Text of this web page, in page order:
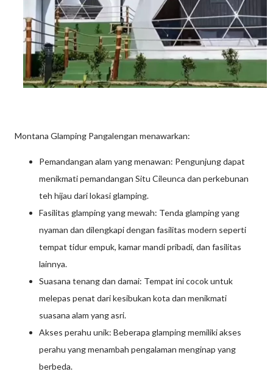
Montana Glamping Pangalengan menawarkan:
Pemandangan alam yang menawan: Pengunjung dapat
menikmati pemandangan Situ Cileunca dan perkebunan
teh hijau dari lokasi glamping.
Fasilitas glamping yang mewah: Tenda glamping yang
nyaman dan dilengkapi dengan fasilitas modern seperti
tempat tidur empuk, kamar mandi pribadi, dan fasilitas
lainnya.
Suasana tenang dan damai: Tempat ini cocok untuk
melepas penat dari kesibukan kota dan menikmati
suasana alam yang asri.
Akses perahu unik: Beberapa glamping memiliki akses
perahu yang menambah pengalaman menginap yang
berbeda.